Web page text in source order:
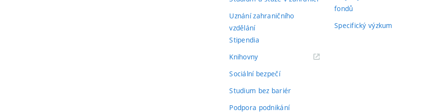
Uznání zahraničního
vzdělání
Stipendia
Knihovny(externí
Sociální bezpečí
Studium bez bariér
Podpora podnikání
fondů
Specifický výzkum